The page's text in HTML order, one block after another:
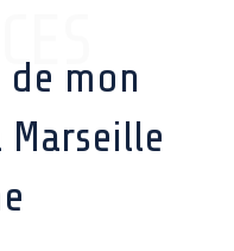
de mon
Marseille